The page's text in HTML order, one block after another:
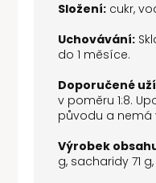
Složení: cukr,
Uchovávání:
do 1 měsíce.
Doporučené
v poměru 1:8.
původu a nemá
Výrobek
g, sacharidy 71